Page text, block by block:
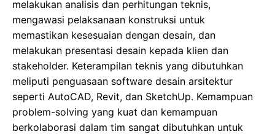
melakukan analisis dan perhitungan teknis,
mengawasi pelaksanaan konstruksi untuk
memastikan kesesuaian dengan desain, dan
melakukan presentasi desain kepada klien dan
stakeholder. Keterampilan teknis yang dibutuhkan
meliputi penguasaan software desain arsitektur
seperti AutoCAD, Revit, dan SketchUp. Kemampuan
problem-solving yang kuat dan kemampuan
berkolaborasi dalam tim sangat dibutuhkan untuk